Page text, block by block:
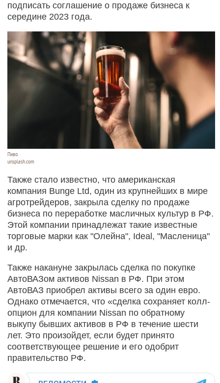
подписать соглашение о продаже бизнеса к
середине 2023 года.
Пиво.
unsplash.com
Также стало известно, что американская
компания Bunge Ltd, один из крупнейших в мире
агротрейдеров, закрыла сделку по продаже
бизнеса по переработке масличных культур в РФ.
Этой компании принадлежат такие известные
торговые марки как "Олейна", Ideal, "Масленица"
и др.
Также накануне закрылась сделка по покупке
АвтоВАЗом активов Nissan в РФ. При этом
АвтоВАЗ приобрел активы всего за один евро.
Однако отмечается, что «сделка сохраняет колл-
опцион для компании Nissan по обратному
выкупу бывших активов в РФ в течение шести
лет. Это произойдет, если будет принято
соответствующее решение и его одобрит
правительство РФ.